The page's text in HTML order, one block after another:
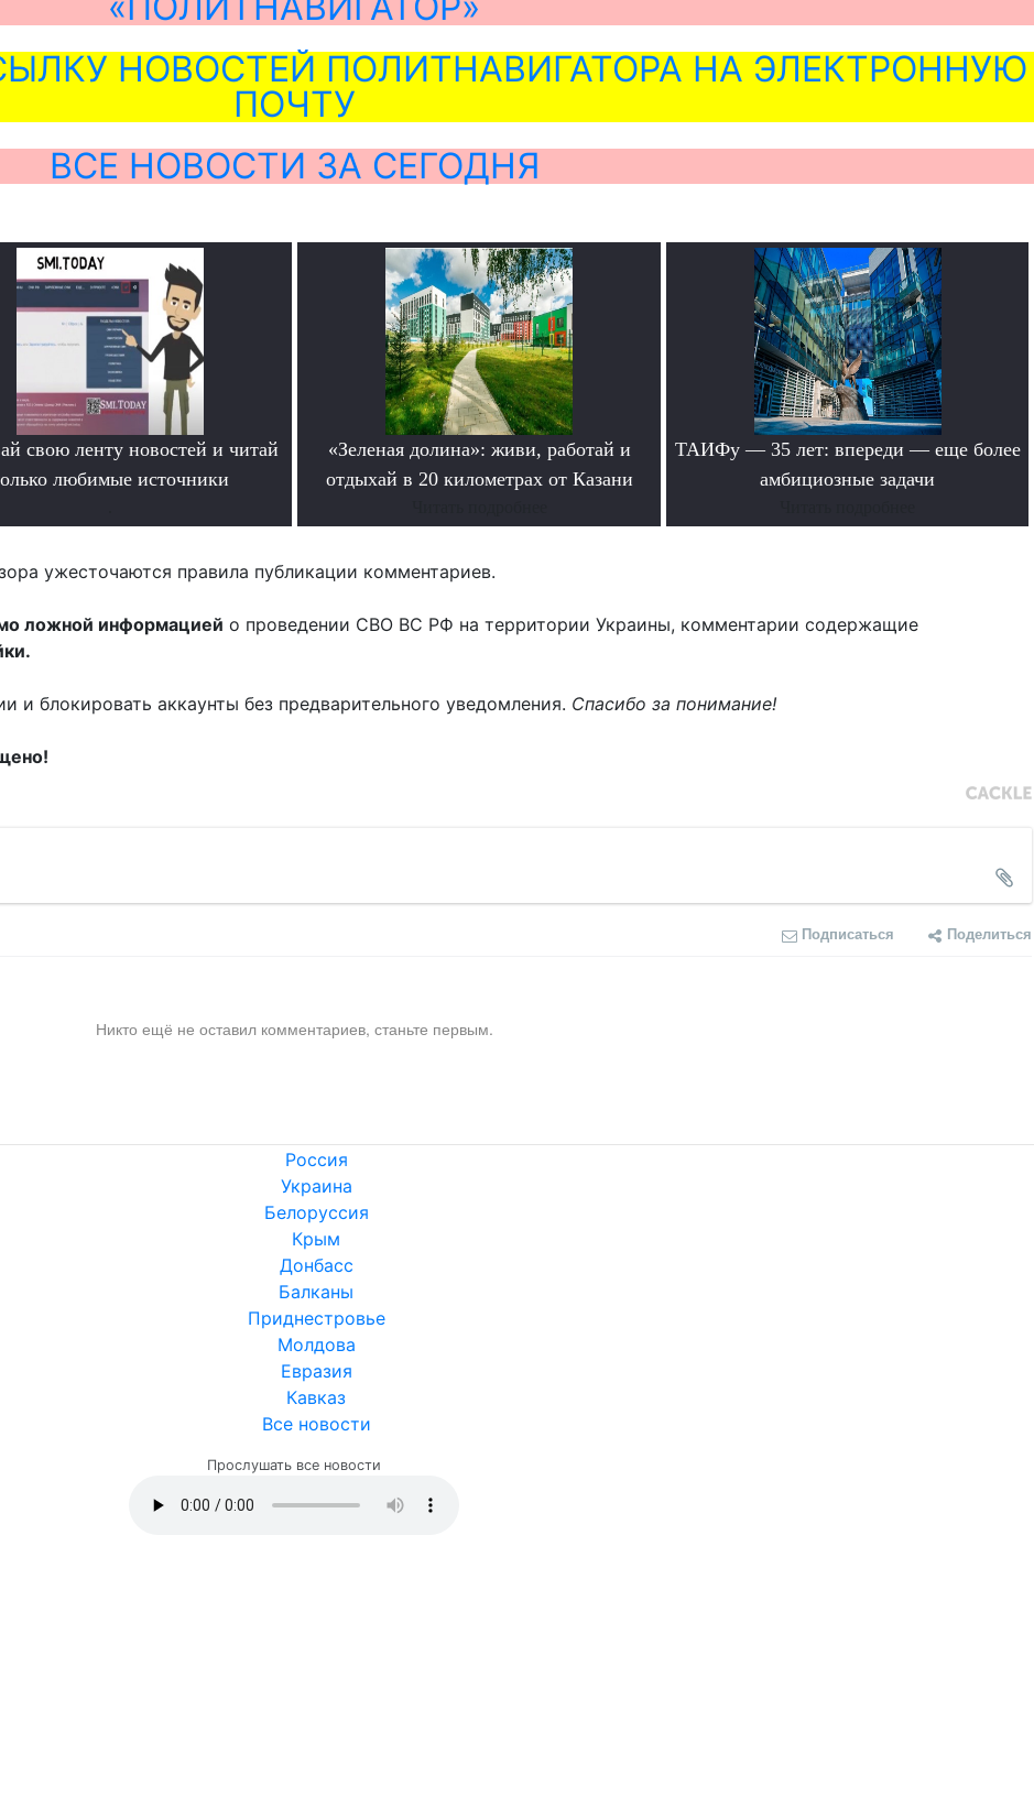
НОВОСТЕЙ ПОЛИТНАВИГАТОРА НА ЭЛЕКТРОННУЮ
ПОЧТУ
ВСЕ НОВОСТИ ЗА СЕГОДНЯ
свою ленту новостей и читай
любимые источники
«Зеленая долина»: живи, работай и
отдыхай в 20 километрах от Казани
ТАИФу — 35 лет: впереди — еще более
амбициозные задачи
ужесточаются правила публикации комментариев.
ложной информацией о проведении СВО ВС РФ на территории Украины, комментарии содержащие
и блокировать аккаунты без предварительного уведомления. Спасибо за понимание!
Подписаться Поделиться
Никто ещё не оставил комментариев, станьте первым.
Россия
Украина
Белоруссия
Крым
Донбасс
Балканы
Приднестровье
Молдова
Евразия
Кавказ
Все новости
Прослушать все новости